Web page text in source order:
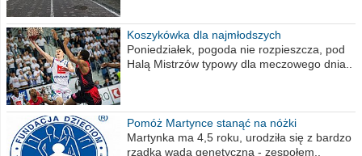
Koszykówka dla najmłodszych
Poniedziałek, pogoda nie rozpieszcza, pod
Halą Mistrzów typowy dla meczowego dnia..
Pomóż Martynce stanąć na nóżki
Martynka ma 4,5 roku, urodziła się z bardzo
rzadką wadą genetyczną - zespołem..